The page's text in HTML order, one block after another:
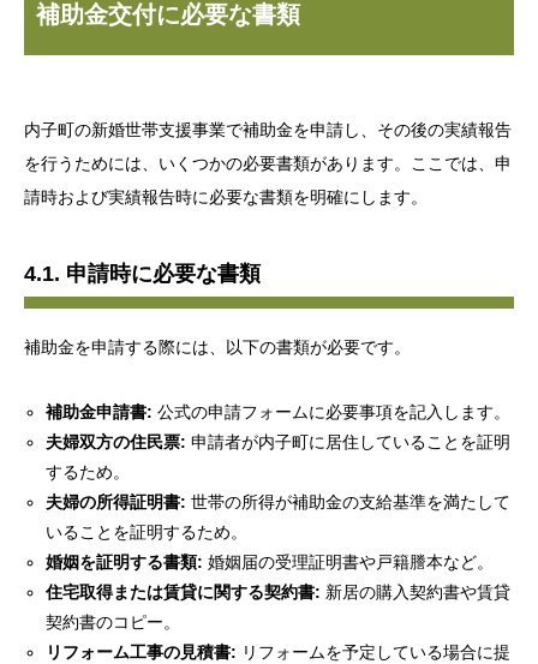
補助金交付に必要な書類
内子町の新婚世帯支援事業で補助金を申請し、その後の実績報告
を行うためには、いくつかの必要書類があります。ここでは、申
請時および実績報告時に必要な書類を明確にします。
4.1. 申請時に必要な書類
補助金を申請する際には、以下の書類が必要です。
補助金申請書: 公式の申請フォームに必要事項を記入します。
夫婦双方の住民票: 申請者が内子町に居住していることを証明
するため。
夫婦の所得証明書: 世帯の所得が補助金の支給基準を満たして
いることを証明するため。
婚姻を証明する書類: 婚姻届の受理証明書や戸籍謄本など。
住宅取得または賃貸に関する契約書: 新居の購入契約書や賃貸
契約書のコピー。
リフォーム工事の見積書: リフォームを予定している場合に提